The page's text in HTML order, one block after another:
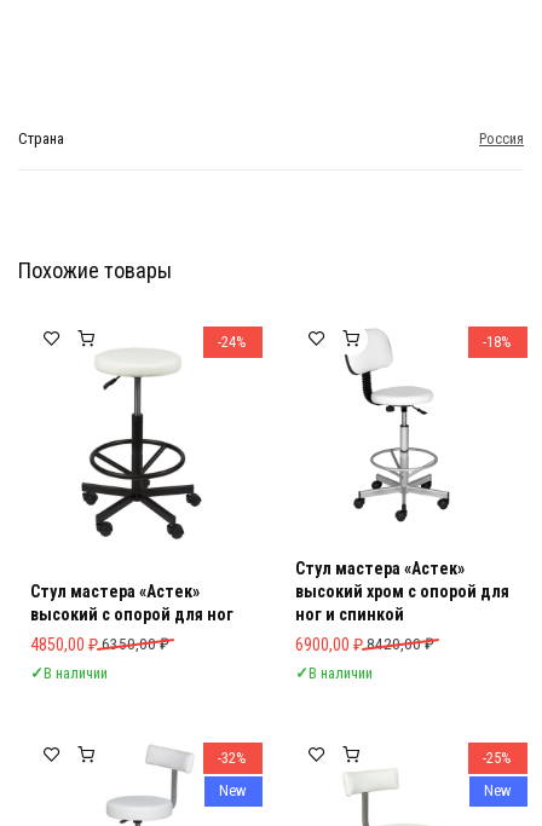
Страна Россия
Похожие товары
-24%
Стул мастера «Астек»
высокий с опорой для ног
6350,00₽
Первоначальная цена составляла 6350,00 ₽.
4850,00 ₽
Текущая цена: 4850,00 ₽.
✓В наличии
-18%
Стул мастера «Астек»
высокий хром с опорой для
ног и спинкой
8420,00₽
Первоначальная цена
6900,00 ₽
Текущая цена: 6900,00 ₽.
✓В наличии
-32%
New
-25%
New